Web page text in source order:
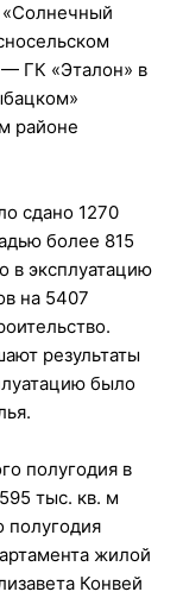
ГК «Эталон» в
районе
сдано 1270
более 815
в эксплуатацию
на 5407
результаты
было
полугодия в
тыс. кв. м
полугодия
жилой
Конвей